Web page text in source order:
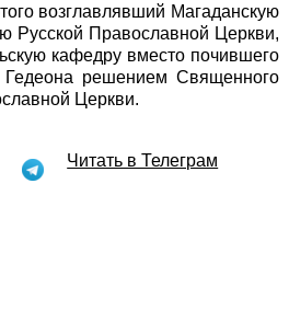
возглавлявший Магаданскую
Русской Православной Церкви,
кафедру вместо почившего
решением Священного
Церкви.
Читать в Телеграм